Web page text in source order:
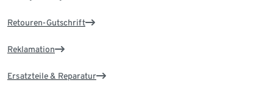
Retouren-Gutschrift
Reklamation
Ersatzteile & Reparatur